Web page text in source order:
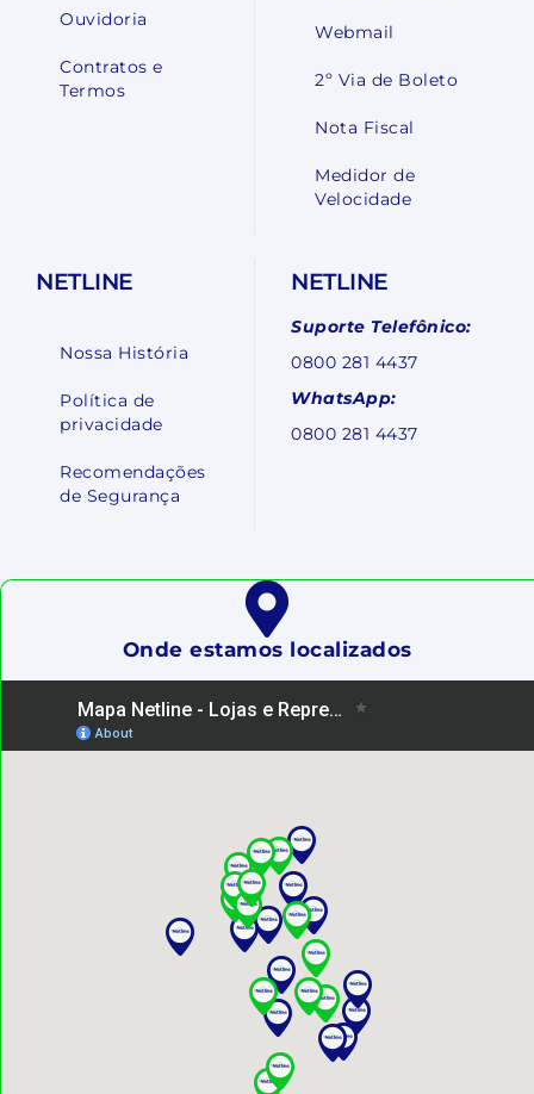
Ouvidoria
Contratos e
Termos
Webmail
2º Via de Boleto
Nota Fiscal
Medidor de
Velocidade
NETLINE
Nossa História
Política de
privacidade
Recomendações
de Segurança
NETLINE
Suporte Telefônico:
0800 281 4437
WhatsApp:
0800 281 4437
Onde estamos localizados